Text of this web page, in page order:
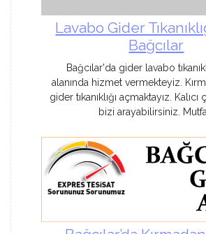
Lavabo Gider
Bağcılar
Bağcılar'da gider lavabo
alanında hizmet vermekteyiz.
gider tıkanıklığı açmaktayız.
bizi arayabilirsiniz.